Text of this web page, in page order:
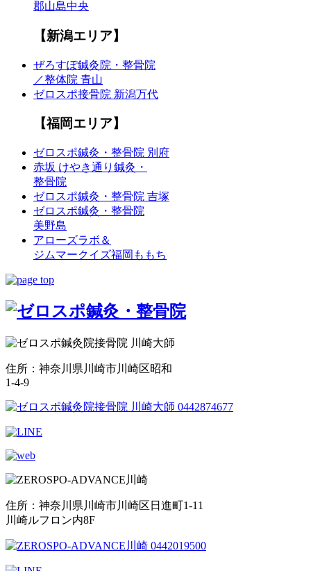
郡山島中央
【新潟エリア】
ぜろすぽ鍼灸院・整骨院
／整体院 青山
ゼロスポ接骨院 新潟万代
【福岡エリア】
ゼロスポ鍼灸・整骨院 別府
赤坂 けやき通り鍼灸・
整骨院
ゼロスポ鍼灸・整骨院 吉塚
ゼロスポ鍼灸・整骨院
美野島
アローズラボ＆
ジムマークイズ福岡ももち
住所：神奈川県川崎市川崎区昭和
1-4-9
住所：神奈川県川崎市川崎区日進町1-11
川崎ルフロン内8F